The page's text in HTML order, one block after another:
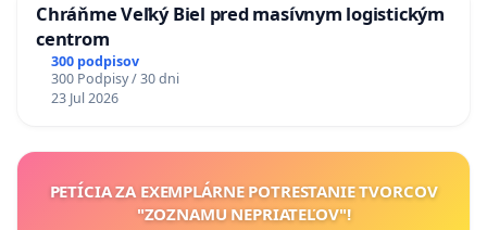
Chráňme Veľký Biel pred masívnym logistickým
centrom
300 podpisov
300 Podpisy / 30 dni
23 Jul 2026
PETÍCIA ZA EXEMPLÁRNE POTRESTANIE TVORCOV
"ZOZNAMU NEPRIATEĽOV"!